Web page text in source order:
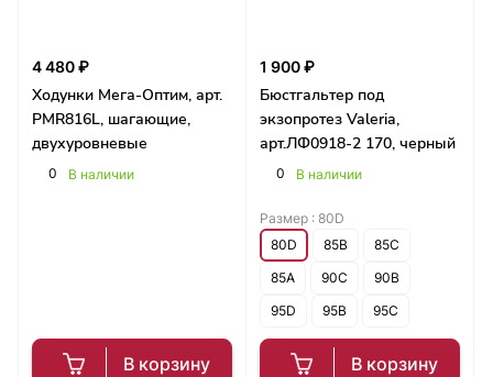
4 480 ₽
Ходунки Мега-Оптим, арт.
PMR816L, шагающие,
двухуровневые
0 В наличии
В корзину
1 900 ₽
Бюстгальтер под
экзопротез Valeria,
арт.ЛФ0918-2 170, черный
0 В наличии
В корзину
Размер : 80D
80D
85B
85C
85A
90C
90B
95D
95B 95C